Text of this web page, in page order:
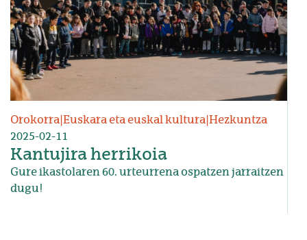
Orokorra| Euskara eta euskal kultura| Hezkuntza
2025-02-11
Kantujira herrikoia
Gure ikastolaren 60. urteurrena ospatzen jarraitzen
dugu!